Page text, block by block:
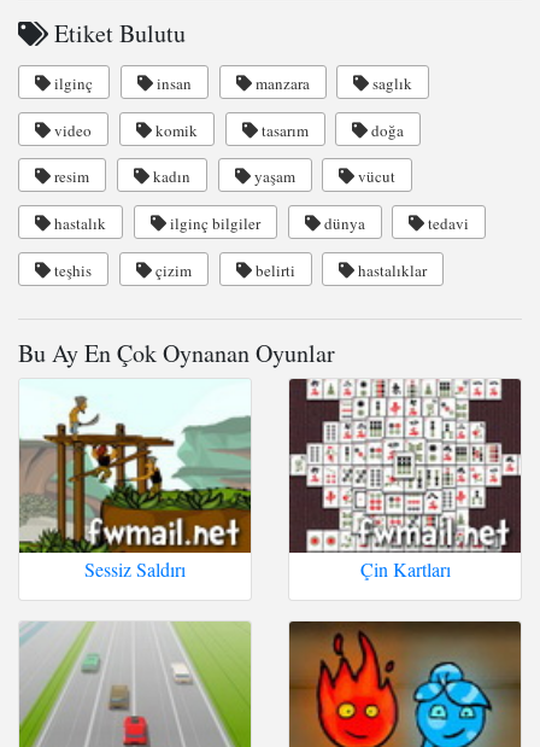
Etiket Bulutu
ilginç insan manzara saglık
video komik tasarım doğa
resim kadın yaşam vücut
hastalık ilginç bilgiler dünya tedavi
teşhis çizim belirti hastalıklar
Bu Ay En Çok Oynanan Oyunlar
Sessiz Saldırı Çin Kartları